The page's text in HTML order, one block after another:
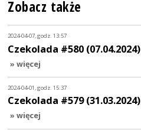
Zobacz także
2024-04-07, godz. 13:57
Czekolada #580 (07.04.2024)
» więcej
2024-04-01, godz. 15:37
Czekolada #579 (31.03.2024)
» więcej